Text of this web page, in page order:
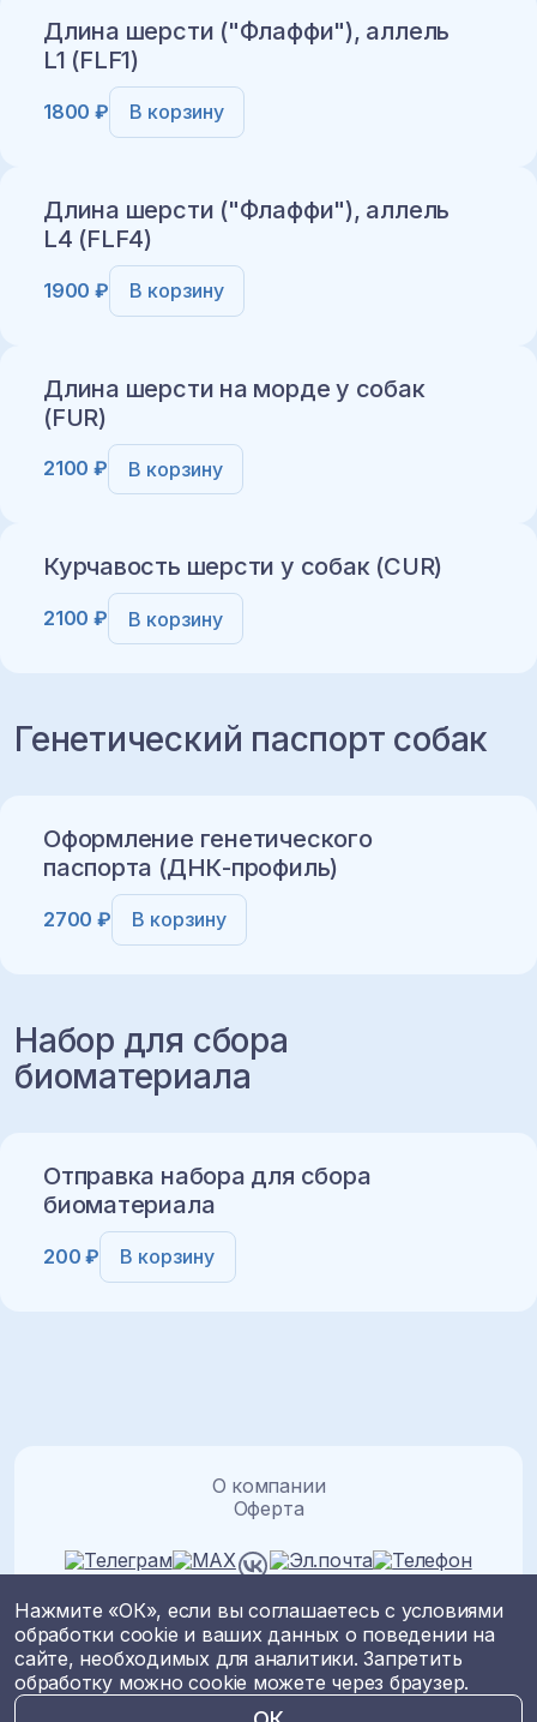
Добавить в корзину
Длина шерсти ("Флаффи"), аллель
L1 (FLF1)
Добавить в корзину
1800 ₽ В корзину
Длина шерсти ("Флаффи"), аллель
L4 (FLF4)
Добавить в корзину
1900 ₽ В корзину
Длина шерсти на морде у собак
(FUR)
2100 ₽ В корзину
Курчавость шерсти у собак (CUR)
2100 ₽ В корзину
Генетический паспорт собак
Оформление генетического
паспорта (ДНК-профиль)
2700 ₽ В корзину
Набор для сбора
биоматериала
Отправка набора для сбора
биоматериала
200 ₽ В корзину
О компании
Оферта
Политика персональных данных
ООО “ВетГеномика” ©2026
Нажмите «ОК», если вы соглашаетесь с условиями
обработки cookie и ваших данных о поведении на
сайте, необходимых для аналитики. Запретить
обработку можно cookie можете через браузер.